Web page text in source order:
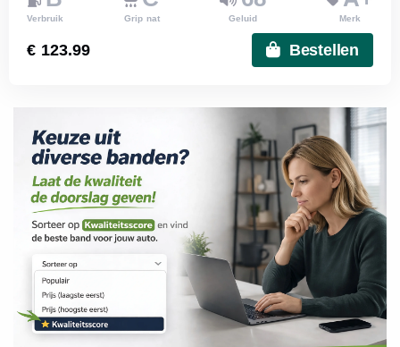
Verbruik Grip nat Geluid Merk
€ 123.99 Bestellen